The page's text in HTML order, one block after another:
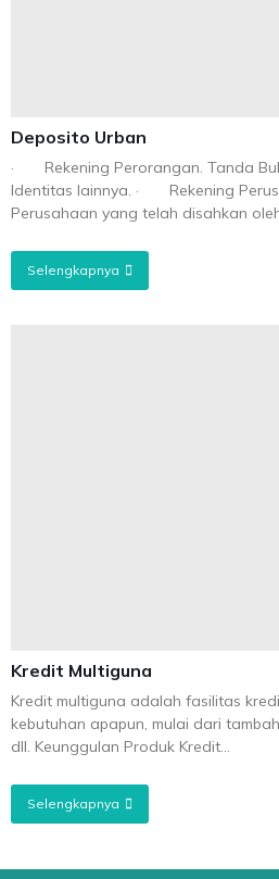
Deposito Urban
· Rekening Perorangan. Tanda
Identitas lainnya. · Rekening
Perusahaan yang telah disahkan
Selengkapnya
Kredit Multiguna
Kredit multiguna adalah fasilitas
kebutuhan apapun, mulai dari
dll. Keunggulan Produk Kredit...
Selengkapnya